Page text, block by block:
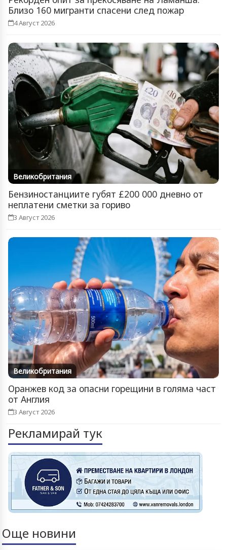
Близо 160 мигранти спасени след пожар
4 Август 2026
Великобритания
Бензиностанциите губят £200 000 дневно от
неплатени сметки за гориво
3 Август 2026
Великобритания
Оранжев код за опасни горещини в голяма част
от Англия
3 Август 2026
Рекламирай тук
Още новини